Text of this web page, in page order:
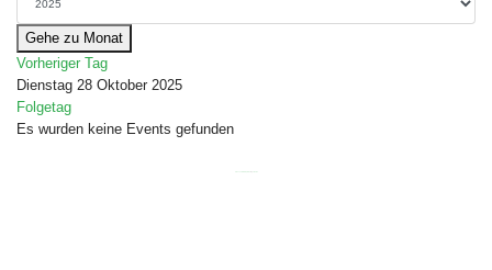
Gehe zu Monat
Vorheriger Tag
Dienstag 28 Oktober 2025
Folgetag
Es wurden keine Events gefunden